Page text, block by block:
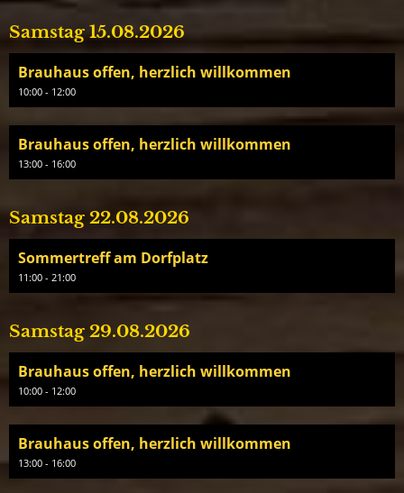
Samstag 15.08.2026
Brauhaus offen, herzlich willkommen
10:00 - 12:00
Brauhaus offen, herzlich willkommen
13:00 - 16:00
Samstag 22.08.2026
Sommertreff am Dorfplatz
11:00 - 21:00
Samstag 29.08.2026
Brauhaus offen, herzlich willkommen
10:00 - 12:00
Brauhaus offen, herzlich willkommen
13:00 - 16:00